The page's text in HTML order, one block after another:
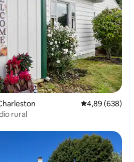
Évaluation
4,89 (638)
rural